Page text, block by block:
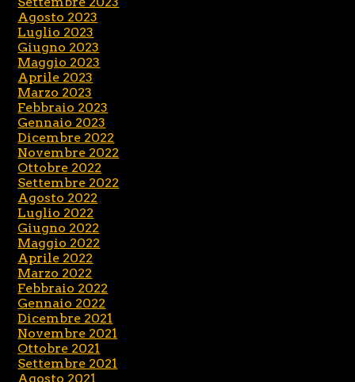
Agosto 2023
Luglio 2023
Giugno 2023
Maggio 2023
Aprile 2023
Marzo 2023
Febbraio 2023
Gennaio 2023
Dicembre 2022
Novembre 2022
Ottobre 2022
Settembre 2022
Agosto 2022
Luglio 2022
Giugno 2022
Maggio 2022
Aprile 2022
Marzo 2022
Febbraio 2022
Gennaio 2022
Dicembre 2021
Novembre 2021
Ottobre 2021
Settembre 2021
Agosto 2021